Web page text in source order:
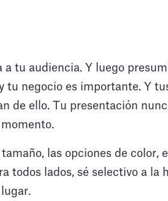
tu audiencia. Y luego
tu negocio es importante. Y
de ello. Tu presentación
las opciones de color,
todos lados, sé selectivo a la